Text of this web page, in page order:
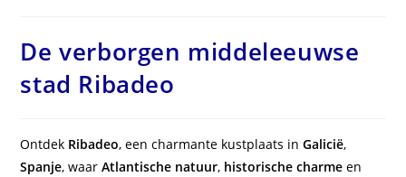
bericht:
De verborgen middeleeuwse
stad Ribadeo
Ontdek Ribadeo, een charmante kustplaats inGalicië,
Spanje, waarAtlantische natuur, historische charme en